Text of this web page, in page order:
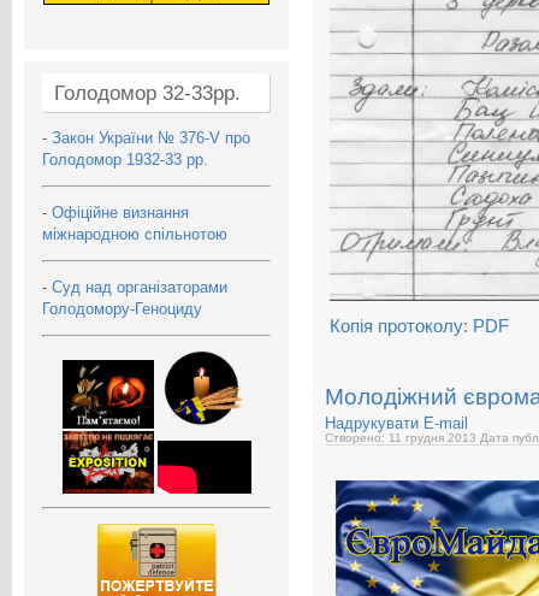
Голодомор 32-33рр.
- Закон України № 376-V про
Голодомор 1932-33 рр.
- Офіційне визнання
міжнародною спільнотою
- Суд над організаторами
Голодомору-Геноциду
Копія протоколу: PDF
Молодіжний
Надрукувати E-mail
Створено: 11 грудня 2013 Дата